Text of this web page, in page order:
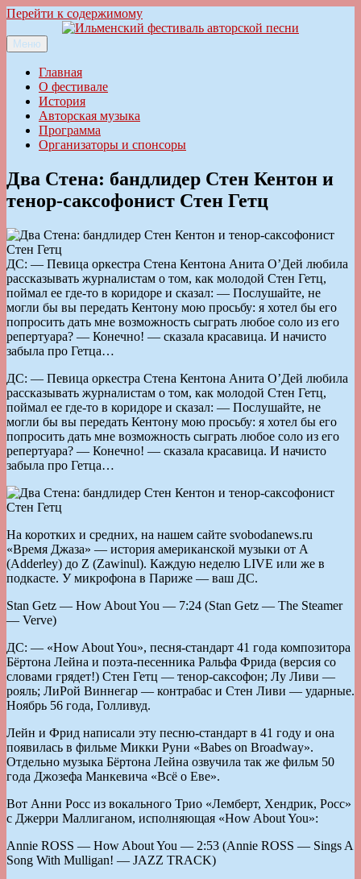
Перейти к содержимому
Ильменский фестиваль авторской песни
Меню
Главная
О фестивале
История
Авторская музыка
Программа
Организаторы и спонсоры
Два Стена: бандлидер Стен Кентон и
тенор-саксофонист Стен Гетц
ДС: — Певица оркестра Стена Кентона Анита О’Дей любила
рассказывать журналистам о том, как молодой Стен Гетц,
поймал ее где-то в коридоре и сказал: — Послушайте, не
могли бы вы передать Кентону мою просьбу: я хотел бы его
попросить дать мне возможность сыграть любое соло из его
репертуара? — Конечно! — сказала красавица. И начисто
забыла про Гетца…
ДС: — Певица оркестра Стена Кентона Анита О’Дей любила
рассказывать журналистам о том, как молодой Стен Гетц,
поймал ее где-то в коридоре и сказал: — Послушайте, не
могли бы вы передать Кентону мою просьбу: я хотел бы его
попросить дать мне возможность сыграть любое соло из его
репертуара? — Конечно! — сказала красавица. И начисто
забыла про Гетца…
На коротких и средних, на нашем сайте svobodanews.ru
«Время Джаза» — история американской музыки от А
(Adderley) до Z (Zawinul). Каждую неделю LIVE или же в
подкасте. У микрофона в Париже — ваш ДС.
Stan Getz — How About You — 7:24 (Stan Getz — The Steamer
— Verve)
ДС: — «How About You», песня-стандарт 41 года композитора
Бёртона Лейна и поэта-песенника Ральфа Фрида (версия со
словами грядет!) Стен Гетц — тенор-саксофон; Лу Ливи —
рояль; ЛиРой Виннегар — контрабас и Стен Ливи — ударные.
Ноябрь 56 года, Голливуд.
Лейн и Фрид написали эту песню-стандарт в 41 году и она
появилась в фильме Микки Руни «Babes on Broadway».
Отдельно музыка Бёртона Лейна озвучила так же фильм 50
года Джозефа Манкевича «Всё о Еве».
Вот Анни Росс из вокального Трио «Лемберт, Хендрик, Росс»
с Джерри Маллиганом, исполняющая «How About You»:
Annie ROSS — How About You — 2:53 (Annie ROSS — Sings A
Song With Mulligan! — JAZZ TRACK)